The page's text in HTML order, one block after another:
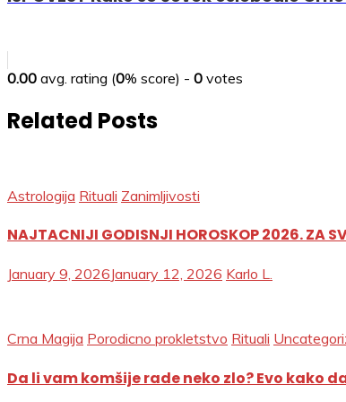
0.00 avg. rating (0% score) - 0 votes
Related Posts
Astrologija Rituali Zanimljivosti
NAJTACNIJI GODISNJI HOROSKOP 2026. ZA
January 9, 2026January 12, 2026 Karlo L.
Crna Magija Porodicno prokletstvo Rituali
Da li vam komšije rade neko zlo? Evo kako